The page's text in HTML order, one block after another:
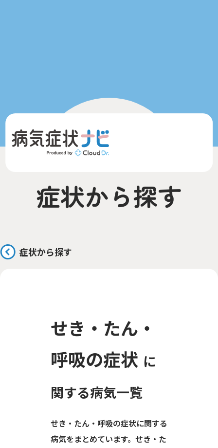
症状から探す
症状から探す
せき・たん・
呼吸の症状 に
関する病気一覧
せき・たん・呼吸の症状に関する
病気をまとめています。せき・た